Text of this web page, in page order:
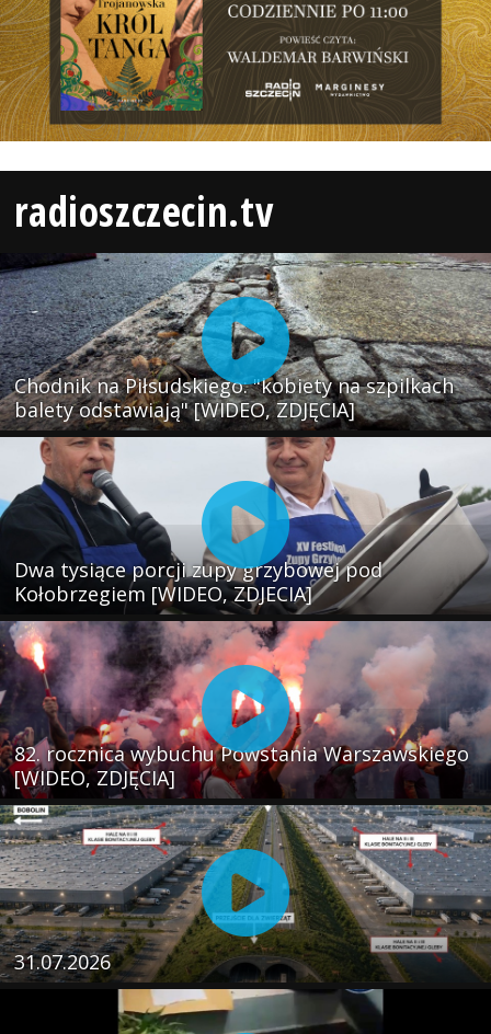
radioszczecin.tv
Chodnik na Piłsudskiego: "kobiety na szpilkach
balety odstawiają" [WIDEO, ZDJĘCIA]
Dwa tysiące porcji zupy grzybowej pod
Kołobrzegiem [WIDEO, ZDJECIA]
82. rocznica wybuchu Powstania Warszawskiego
[WIDEO, ZDJĘCIA]
31.07.2026